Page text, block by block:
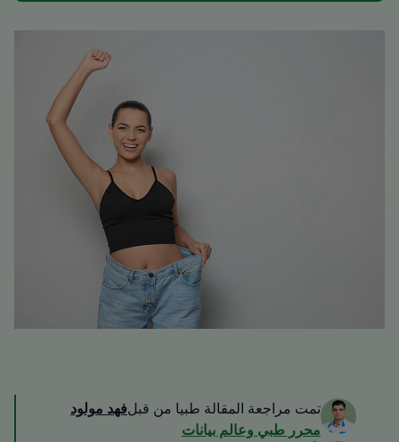
تمت مراجعة المقالة طبيا من قبلفهد مولود
محرر طبي وعالم بيانات